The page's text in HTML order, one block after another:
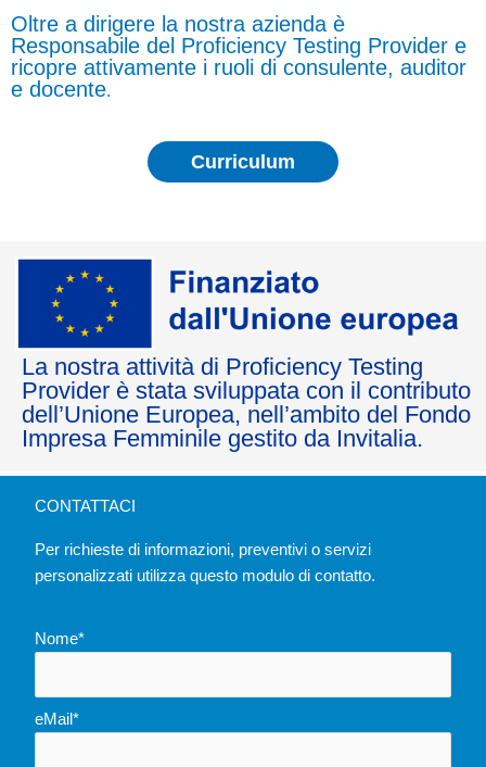
Oltre a dirigere la nostra azienda è
Responsabile del Proficiency Testing Provider e
ricopre attivamente i ruoli di consulente, auditor
e docente.
Curriculum
La nostra attività di Proficiency Testing
Provider è stata sviluppata con il contributo
dell’Unione Europea, nell’ambito del Fondo
Impresa Femminile gestito da Invitalia.
CONTATTACI
Per richieste di informazioni, preventivi o servizi
personalizzati utilizza questo modulo di contatto.
Nome*
eMail*